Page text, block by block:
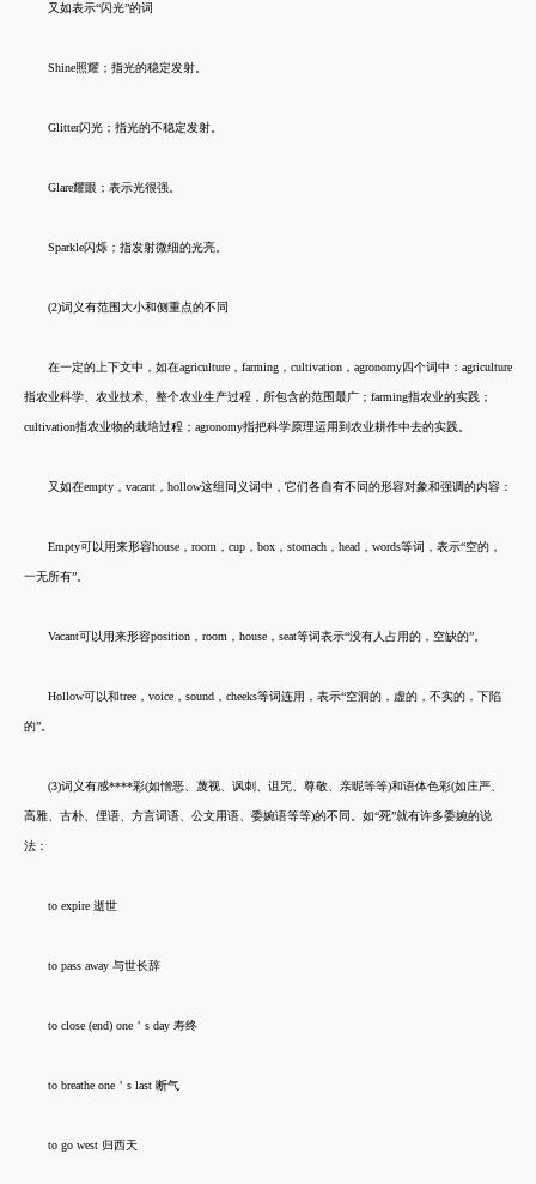
又如表示“闪光”的词
Shine照耀；指光的稳定发射。
Glitter闪光；指光的不稳定发射。
Glare耀眼；表示光很强。
Sparkle闪烁；指发射微细的光亮。
(2)词义有范围大小和侧重点的不同
在一定的上下文中，如在agriculture，farming，cultivation，agronomy四个词中：agriculture
指农业科学、农业技术、整个农业生产过程，所包含的范围最广；farming指农业的实践；
cultivation指农业物的栽培过程；agronomy指把科学原理运用到农业耕作中去的实践。
又如在empty，vacant，hollow这组同义词中，它们各自有不同的形容对象和强调的内容：
Empty可以用来形容house，room，cup，box，stomach，head，words等词，表示“空的，
一无所有”。
Vacant可以用来形容position，room，house，seat等词表示“没有人占用的，空缺的”。
Hollow可以和tree，voice，sound，cheeks等词连用，表示“空洞的，虚的，不实的，下陷
的”。
(3)词义有感****彩(如憎恶、蔑视、讽刺、诅咒、尊敬、亲昵等等)和语体色彩(如庄严、
高雅、古朴、俚语、方言词语、公文用语、委婉语等等)的不同。如“死”就有许多委婉的说
法：
to expire 逝世
to pass away 与世长辞
to close (end) one＇s day 寿终
to breathe one＇s last 断气
to go west 归西天